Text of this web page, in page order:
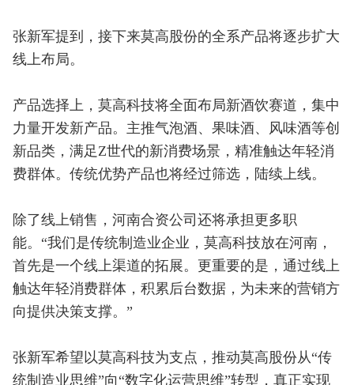
张新军提到，接下来莫高股份的全系产品将逐步扩大
线上布局。
产品选择上，莫高科技将全面布局新酒饮赛道，集中
力量开发新产品。主推气泡酒、果味酒、风味酒等创
新品类，满足Z世代的新消费场景，精准触达年轻消
费群体。传统优势产品也将经过筛选，陆续上线。
除了线上销售，河南合资公司还将承担更多职
能。“我们是传统制造业企业，莫高科技放在河南，
首先是一个线上渠道的拓展。更重要的是，通过线上
触达年轻消费群体，积累后台数据，为未来的营销方
向提供决策支撑。”
张新军希望以莫高科技为支点，推动莫高股份从“传
统制造业思维”向“数字化运营思维”转型，真正实现